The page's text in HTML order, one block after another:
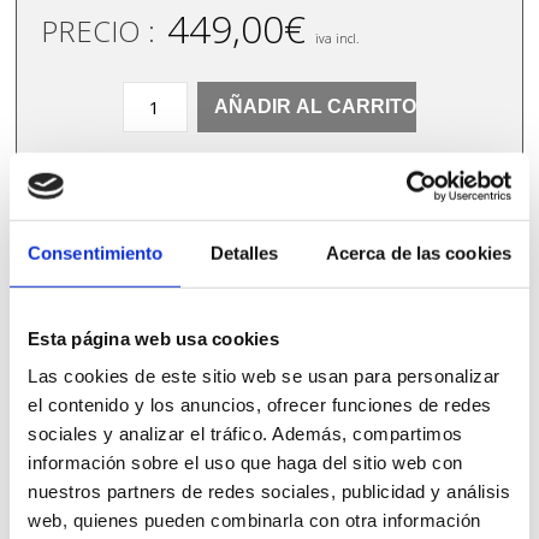
Consentimiento Detalles Acerca de las cookies
Esta página web usa cookies
Las cookies de este sitio web se usan para personalizar
el contenido y los anuncios, ofrecer funciones de redes
sociales y analizar el tráfico. Además, compartimos
información sobre el uso que haga del sitio web con
nuestros partners de redes sociales, publicidad y análisis
web, quienes pueden combinarla con otra información
PRECIO : 449,00€ iva incl.
Suecia
C
AÑADIR AL CARRITO
PRODUCTOS
RELACIONADOS